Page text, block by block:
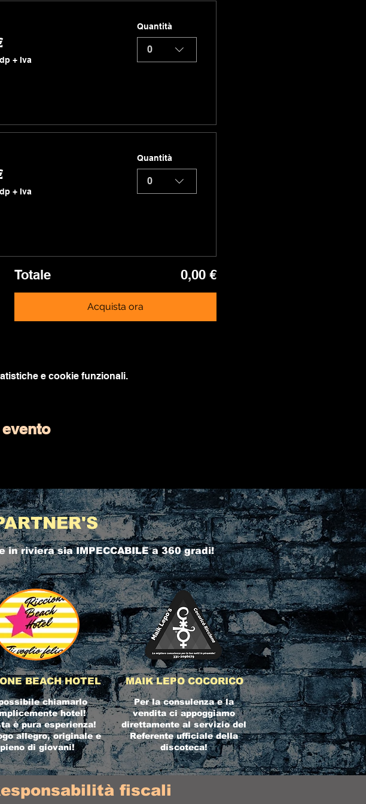
+ Iva
Quantità
0
+ Iva
Quantità
0
Totale 0,00 €
Acquista ora
e cookie funzionali.
in rivierasia IMPECCABILE a 360 gradi!
BEACH HOTEL
chiamarlo
hotel!
è pura esperienza!
allegro, originale e
pieno di giovani!
MAIK LEPO COCORICO
Per la consulenza e la
vendita ci appoggiamo
direttamente al servizio del
Referente ufficiale della
discoteca!
fiscali